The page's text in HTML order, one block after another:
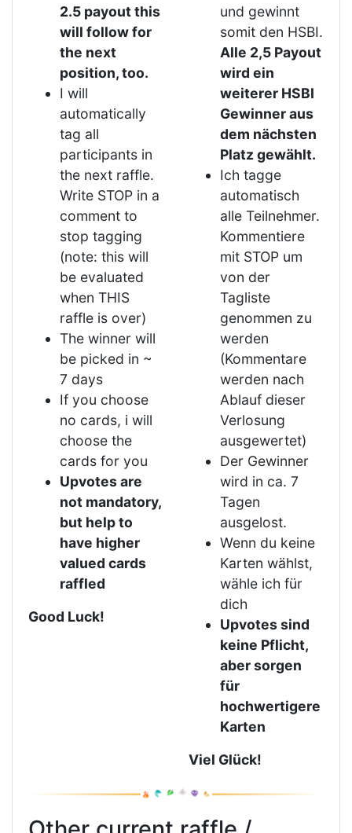
2.5 payout this
will follow for
the next
position, too.
I will
automatically
tag all
participants in
the next raffle.
Write STOP in a
comment to
stop tagging
(note: this will
be evaluated
when THIS
raffle is over)
The winner will
be picked in ~
7 days
If you choose
no cards, i will
choose the
cards for you
Upvotes are
not mandatory,
but help to
have higher
valued cards
raffled
Good Luck!
und gewinnt
somit den HSBI.
Alle 2,5 Payout
wird ein
weiterer HSBI
Gewinner aus
dem nächsten
Platz gewählt.
Ich tagge
automatisch
alle Teilnehmer.
Kommentiere
mit STOP um
von der
Tagliste
genommen zu
werden
(Kommentare
werden nach
Ablauf dieser
Verlosung
ausgewertet)
Der Gewinner
wird in ca. 7
Tagen
ausgelost.
Wenn du keine
Karten wählst,
wähle ich für
dich
Upvotes sind
keine Pflicht,
aber sorgen
für
hochwertigere
Karten
Viel Glück!